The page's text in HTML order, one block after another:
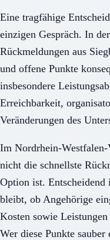
Eine tragfähige
einzigen Gespräch. In
Rückmeldungen aus
und offene Punkte
insbesondere
Erreichbarkeit,
Veränderungen des
Im Nordrhein-
nicht die schnellste
Option ist.
bleibt, ob Angehörige
Kosten sowie
Wer diese Punkte